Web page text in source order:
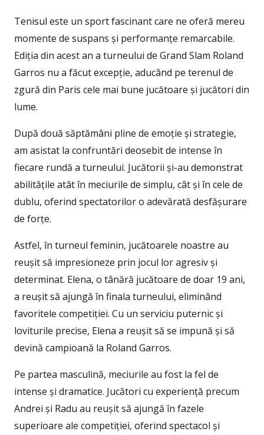
Tenisul este un sport fascinant care ne oferă mereu
momente de suspans și performanțe remarcabile.
Ediția din acest an a turneului de Grand Slam Roland
Garros nu a făcut excepție, aducând pe terenul de
zgură din Paris cele mai bune jucătoare și jucători din
lume.
După două săptămâni pline de emoție și strategie,
am asistat la confruntări deosebit de intense în
fiecare rundă a turneului. Jucătorii și-au demonstrat
abilitățile atât în meciurile de simplu, cât și în cele de
dublu, oferind spectatorilor o adevărată desfășurare
de forțe.
Astfel, în turneul feminin, jucătoarele noastre au
reușit să impresioneze prin jocul lor agresiv și
determinat. Elena, o tânără jucătoare de doar 19 ani,
a reușit să ajungă în finala turneului, eliminând
favoritele competiției. Cu un serviciu puternic și
loviturile precise, Elena a reușit să se impună și să
devină campioană la Roland Garros.
Pe partea masculină, meciurile au fost la fel de
intense și dramatice. Jucători cu experiență precum
Andrei și Radu au reușit să ajungă în fazele
superioare ale competiției, oferind spectacol și